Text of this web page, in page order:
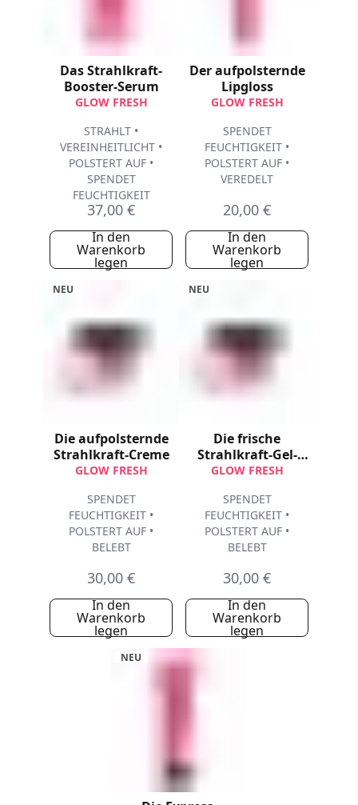
Das Strahlkraft-
Booster-Serum
GLOW FRESH
STRAHLT •
VEREINHEITLICHT •
POLSTERT AUF •
SPENDET
FEUCHTIGKEIT
37,00 €
In den
Warenkorb
legen
Der aufpolsternde
Lipgloss
GLOW FRESH
SPENDET
FEUCHTIGKEIT •
POLSTERT AUF •
VEREDELT
20,00 €
In den
Warenkorb
legen
NEU
Die aufpolsternde
Strahlkraft-Creme
GLOW FRESH
SPENDET
FEUCHTIGKEIT •
POLSTERT AUF •
BELEBT
30,00 €
In den
Warenkorb
legen
NEU
Die frische
Strahlkraft-Gel-
Creme
GLOW FRESH
SPENDET
FEUCHTIGKEIT •
POLSTERT AUF •
BELEBT
30,00 €
In den
Warenkorb
legen
NEU